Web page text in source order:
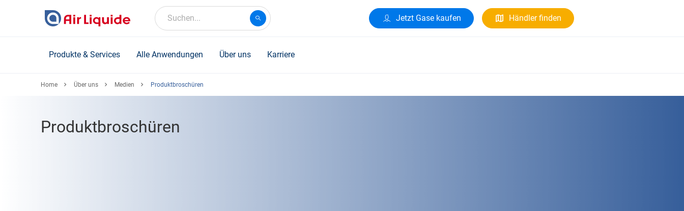
Suchen... Jetzt Gase kaufen Händler finden
Produkte & Services Alle Anwendungen Über uns Karriere
Home Über uns Medien Produktbroschüren
Produktbroschüren